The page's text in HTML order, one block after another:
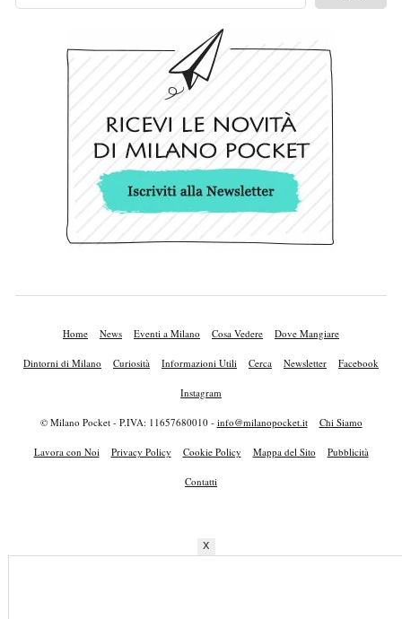
Home News Eventi a Milano Cosa Vedere Dove Mangiare
Dintorni di Milano Curiosità Informazioni Utili Cerca Newsletter Facebook
Instagram
© Milano Pocket - P.IVA: 11657680010 - info@milanopocket.it Chi Siamo
Lavora con Noi Privacy Policy Cookie Policy Mappa del Sito Pubblicità
Contatti
X